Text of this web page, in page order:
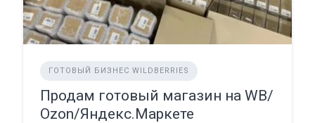
ГОТОВЫЙ БИЗНЕС WILDBERRIES
Продам готовый магазин на WB/
Оzon/Яндекс.Маркете